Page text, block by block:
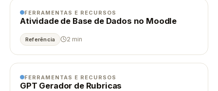
FERRAMENTAS E RECURSOS
Atividade de Base de Dados no Moodle
Referência 2 min
FERRAMENTAS E RECURSOS
GPT Gerador de Rubricas